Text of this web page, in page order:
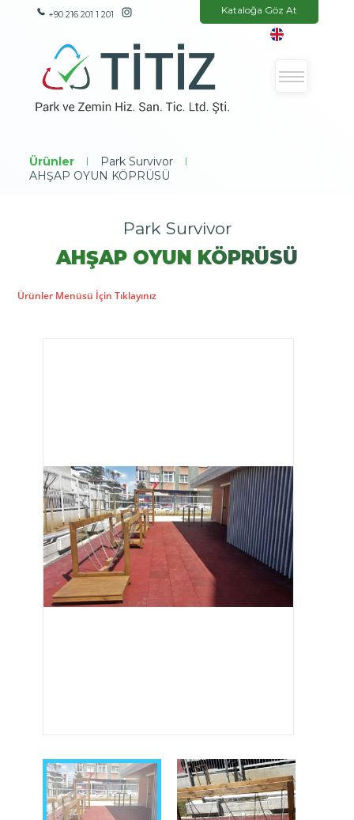
+90 216 201 1 201 Kataloğa Göz At
Ürünler | Park Survivor |
AHŞAP OYUN KÖPRÜSÜ
Park Survivor
AHŞAP OYUN KÖPRÜSÜ
Ürünler Menüsü İçin Tıklayınız